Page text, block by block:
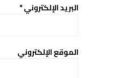
البريد الإلكتروني*
الموقع الإلكتروني